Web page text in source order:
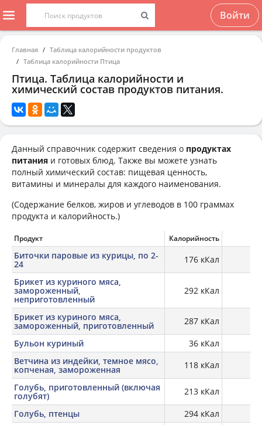
Войти
Главная
Таблица калорийности продуктов
Таблица калорийности Птица
Птица. Таблица калорийности и
химический состав продуктов питания.
Данный справочник содержит сведения о продуктах
питания и готовых блюд. Также вы можете узнать
полный химический состав: пищевая ценность,
витамины и минералы для каждого наименования.
(Содержание белков, жиров и углеводов в 100 граммах
продукта и калорийность.)
Продукт Калорийность
Биточки паровые из курицы, по 2-
24 176 кКал
Брикет из куриного мяса,
замороженный,
неприготовленный
292 кКал
Брикет из куриного мяса,
замороженный, приготовленный 287 кКал
Бульон куриный
36 кКал
Ветчина из индейки, темное мясо,
копченая, замороженная 118 кКал
Голубь, приготовленный (включая
голубят) 213 кКал
Голубь, птенцы
294 кКал